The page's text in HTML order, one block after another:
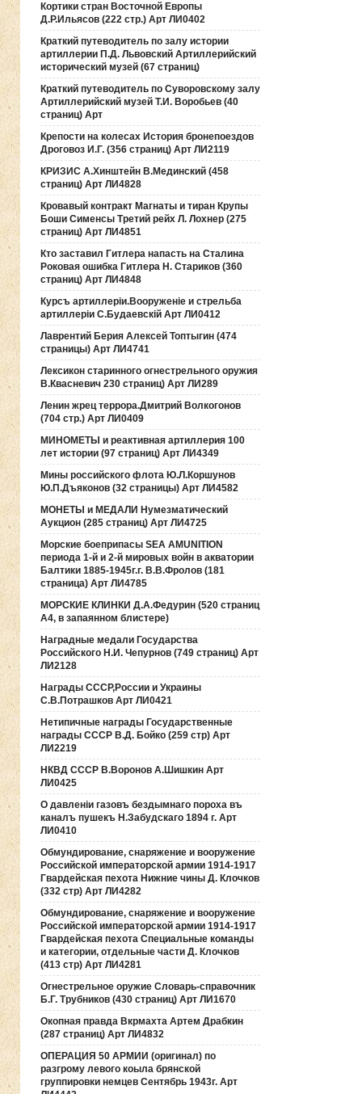
Кортики стран Восточной Европы
Д.Р.Ильясов (222 стр.) Арт ЛИ0402
Краткий путеводитель по залу истории
артиллерии П.Д. Львовский Артиллерийский
исторический музей (67 страниц)
Краткий путеводитель по Суворовскому залу
Артиллерийский музей Т.И. Воробьев (40
страниц) Арт
Крепости на колесах История бронепоездов
Дроговоз И.Г. (356 страниц) Арт ЛИ2119
КРИЗИС А.Хинштейн В.Мединский (458
страниц) Арт ЛИ4828
Кровавый контракт Магнаты и тиран Крупы
Боши Сименсы Третий рейх Л. Лохнер (275
страниц) Арт ЛИ4851
Кто заставил Гитлера напасть на Сталина
Роковая ошибка Гитлера Н. Стариков (360
страниц) Арт ЛИ4848
Курсъ артиллерiи.Вооруженiе и стрельба
артиллерiи С.Будаевскiй Арт ЛИ0412
Лаврентий Берия Алексей Топтыгин (474
страницы) Арт ЛИ4741
Лексикон старинного огнестрельного оружия
В.Квасневич 230 страниц) Арт ЛИ289
Ленин жрец террора.Дмитрий Волкогонов
(704 стр.) Арт ЛИ0409
МИНОМЕТЫ и реактивная артиллерия 100
лет истории (97 страниц) Арт ЛИ4349
Мины российского флота Ю.Л.Коршунов
Ю.П.Дъяконов (32 страницы) Арт ЛИ4582
МОНЕТЫ и МЕДАЛИ Нумезматический
Аукцион (285 страниц) Арт ЛИ4725
Морские боеприпасы SEA AMUNITION
периода 1-й и 2-й мировых войн в акватории
Балтики 1885-1945г.г. В.В.Фролов (181
страница) Арт ЛИ4785
МОРСКИЕ КЛИНКИ Д.А.Федурин (520 страниц
А4, в запаянном блистере)
Наградные медали Государства
Российского Н.И. Чепурнов (749 страниц) Арт
ЛИ2128
Награды СССР,России и Украины
С.В.Потрашков Арт ЛИ0421
Нетипичные награды Государственные
награды СССР В.Д. Бойко (259 стр) Арт
ЛИ2219
НКВД СССР В.Воронов А.Шишкин Арт
ЛИ0425
О давленiи газовъ бездымнаго пороха въ
каналъ пушекъ Н.Забудскаго 1894 г. Арт
ЛИ0410
Обмундирование, снаряжение и вооружение
Российской императорской армии 1914-1917
Гвардейская пехота Нижние чины Д. Клочков
(332 стр) Арт ЛИ4282
Обмундирование, снаряжение и вооружение
Российской императорской армии 1914-1917
Гвардейская пехота Специальные команды
и категории, отдельные части Д. Клочков
(413 стр) Арт ЛИ4281
Огнестрельное оружие Словарь-справочник
Б.Г. Трубников (430 страниц) Арт ЛИ1670
Окопная правда Вкрмахта Артем Драбкин
(287 страниц) Арт ЛИ4832
ОПЕРАЦИЯ 50 АРМИИ (оригинал) по
разгрому левого коыла брянской
группировки немцев Сентябрь 1943г. Арт